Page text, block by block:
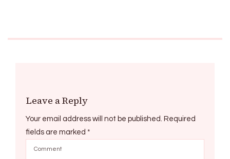
Leave a Reply
Your email address will not be published. Required
fields are marked *